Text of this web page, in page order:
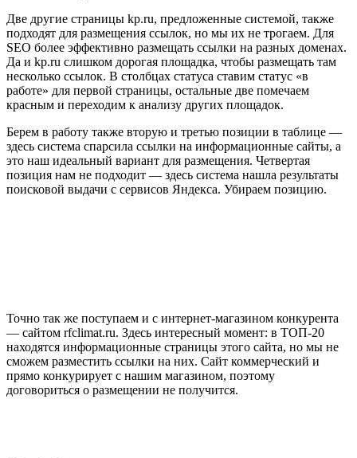
Две другие страницы kp.ru, предложенные системой, также
подходят для размещения ссылок, но мы их не трогаем. Для
SEO более эффективно размещать ссылки на разных доменах.
Да и kp.ru слишком дорогая площадка, чтобы размещать там
несколько ссылок. В столбцах статуса ставим статус «в
работе» для первой страницы, остальные две помечаем
красным и переходим к анализу других площадок.
Берем в работу также вторую и третью позиции в таблице —
здесь система спарсила ссылки на информационные сайты, а
это наш идеальный вариант для размещения. Четвертая
позиция нам не подходит — здесь система нашла результаты
поисковой выдачи с сервисов Яндекса. Убираем позицию.
Точно так же поступаем и с интернет-магазином конкурента
— сайтом rfclimat.ru. Здесь интересный момент: в ТОП-20
находятся информационные страницы этого сайта, но мы не
сможем разместить ссылки на них. Сайт коммерческий и
прямо конкурирует с нашим магазином, поэтому
договориться о размещении не получится.